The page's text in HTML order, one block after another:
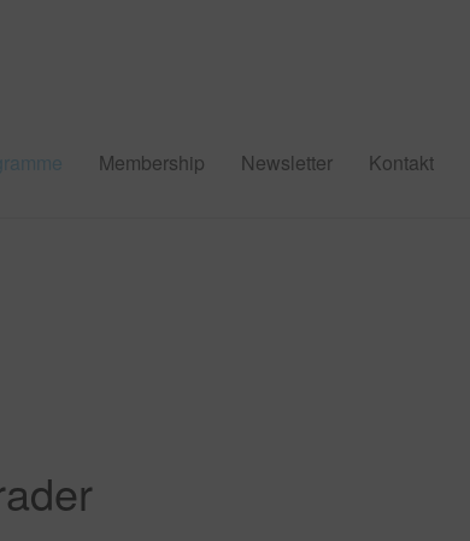
Membership Newsletter Kontakt